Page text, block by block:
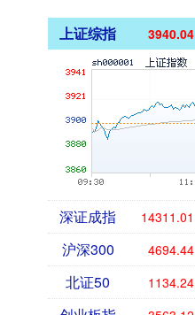
上证综指 3940.04
深证成指 14311.01
沪深300 4694.44
北证50 1134.24